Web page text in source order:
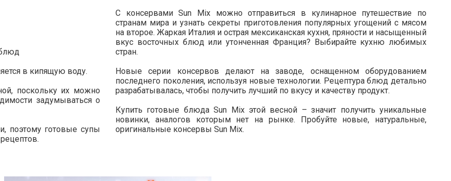
в кипящую воду.
поскольку их можно
задумываться о
поэтому готовые супы
С консервами Sun Mix можно отправиться в кулинарное путешествие по
странам мира и узнать секреты приготовления популярных угощений с мясом
на второе. Жаркая Италия и острая мексиканская кухня, пряности и насыщенный
вкус восточных блюд или утонченная Франция? Выбирайте кухню любимых
стран.
Новые серии консервов делают на заводе, оснащенном оборудованием
последнего поколения, используя новые технологии. Рецептура блюд детально
разрабатывалась, чтобы получить лучший по вкусу и качеству продукт.
Купить готовые блюда Sun Mix этой весной – значит получить уникальные
новинки, аналогов которым нет на рынке. Пробуйте новые, натуральные,
оригинальные консервы Sun Mix.